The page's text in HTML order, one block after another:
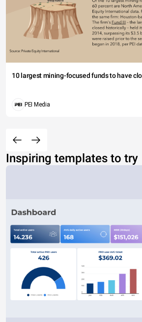
10 largest mining-focused funds to have
PEI Media
Inspiring templates to try